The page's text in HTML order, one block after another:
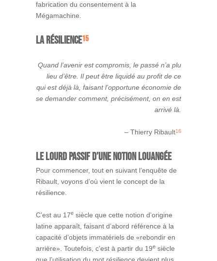
fabrication du consentement à la
Mégamachine.
LA RÉSILIENCE15
Quand l’avenir est compromis, le passé n’a plu
lieu d’être. Il peut être liquidé au profit de ce
qui est déjà là, faisant l’opportune économie de
se demander comment, précisément, on en est
arrivé là.
– Thierry Ribault16
Le lourd passif d’une notion louangée
Pour commencer, tout en suivant l’enquête de
Ribault, voyons d’où vient le concept de la
résilience.
C’est au 17e siècle que cette notion d’origine
latine apparaît, faisant d’abord référence à la
capacité d’objets immatériels de «rebondir en
arrière». Toutefois, c’est à partir du 19e siècle